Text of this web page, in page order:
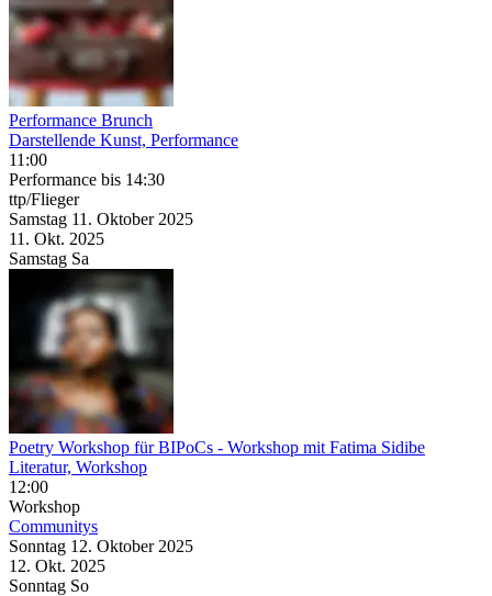
Performance Brunch
Darstellende Kunst, Performance
11:00
Performance bis 14:30
ttp/Flieger
Samstag 11. Oktober 2025
11. Okt. 2025
Samstag Sa
Poetry Workshop für BIPoCs - Workshop mit Fatima Sidibe
Literatur, Workshop
12:00
Workshop
Communitys
Sonntag 12. Oktober 2025
12. Okt. 2025
Sonntag So